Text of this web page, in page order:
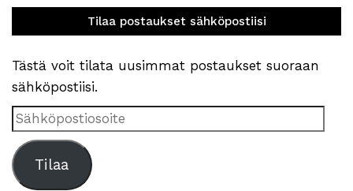
Tilaa postaukset sähköpostiisi
Tästä voit tilata uusimmat postaukset suoraan
sähköpostiisi.
Sähköpostiosoite
Tilaa